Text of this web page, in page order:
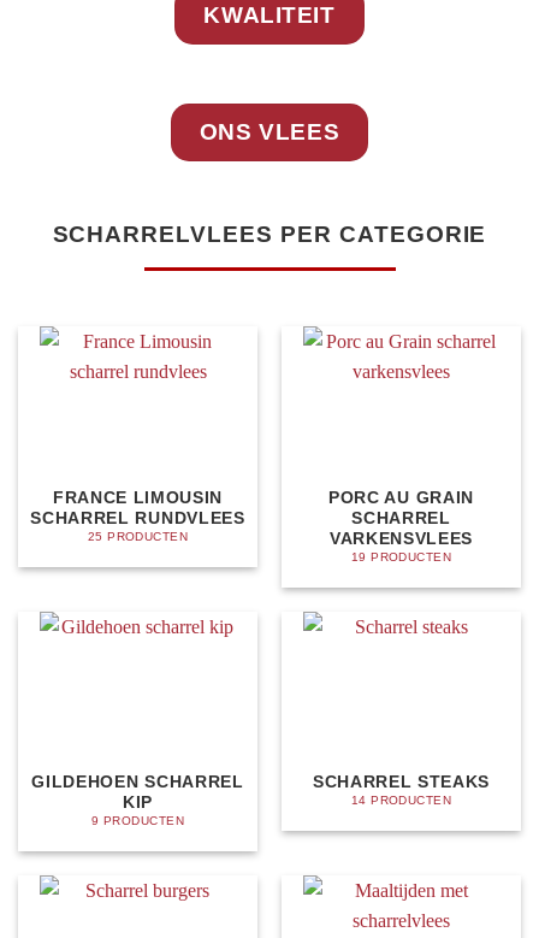
KWALITEIT
ONS VLEES
SCHARRELVLEES PER CATEGORIE
FRANCE LIMOUSIN
SCHARREL RUNDVLEES
25 PRODUCTEN
PORC AU GRAIN
SCHARREL
VARKENSVLEES
19 PRODUCTEN
GILDEHOEN SCHARREL
KIP
9 PRODUCTEN
SCHARREL STEAKS
14 PRODUCTEN